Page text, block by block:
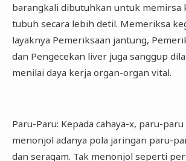
barangkali dibutuhkan untuk memirsa
tubuh secara lebih detil. Memeriksa
layaknya Pemeriksaan jantung,
dan Pengecekan liver juga sanggup
menilai daya kerja organ-organ vital.
Paru-Paru: Kepada cahaya-x, paru-
menonjol adanya pola jaringan paru-
dan seragam. Tak menonjol seperti